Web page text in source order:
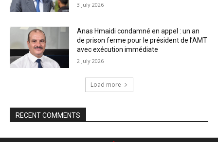
3 July 2026
Anas Hmaidi condamné en appel : un an
de prison ferme pour le président de l’AMT
avec exécution immédiate
2 July 2026
Load more
RECENT COMMENTS